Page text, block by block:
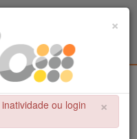
/ UFRJ
×
×
×
ou login